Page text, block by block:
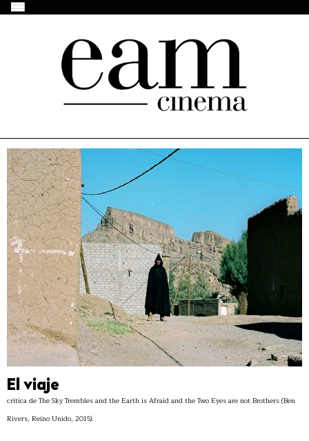
El viaje
crítica de The Sky Trembles and the Earth is Afraid and the Two Eyes are not Brothers (Ben
Rivers, Reino Unido, 2015).